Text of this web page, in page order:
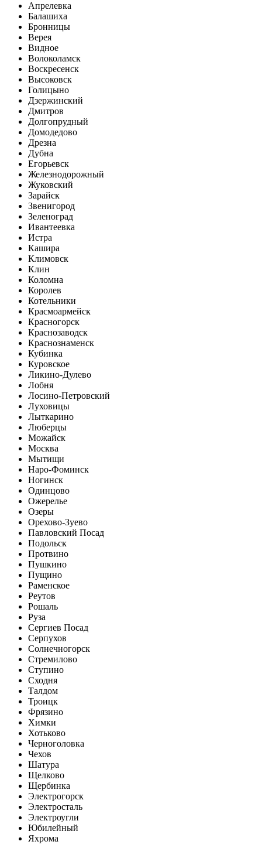
Апрелевка
Балашиха
Бронницы
Верея
Видное
Волоколамск
Воскресенск
Высоковск
Голицыно
Дзержинский
Дмитров
Долгопрудный
Домодедово
Дрезна
Дубна
Егорьевск
Железнодорожный
Жуковский
Зарайск
Звенигород
Зеленоград
Ивантеевка
Истра
Кашира
Климовск
Клин
Коломна
Королев
Котельники
Красмоармейск
Красногорск
Краснозаводск
Краснознаменск
Кубинка
Куровское
Ликино-Дулево
Лобня
Лосино-Петровский
Луховицы
Лыткарино
Люберцы
Можайск
Москва
Мытищи
Наро-Фоминск
Ногинск
Одинцово
Ожерелье
Озеры
Орехово-Зуево
Павловский Посад
Подольск
Протвино
Пушкино
Пущино
Раменское
Реутов
Рошаль
Руза
Сергиев Посад
Серпухов
Солнечногорск
Стремилово
Ступино
Сходня
Талдом
Троицк
Фрязино
Химки
Хотьково
Черноголовка
Чехов
Шатура
Щелково
Щербинка
Электрогорск
Электросталь
Электроугли
Юбилейный
Яхрома